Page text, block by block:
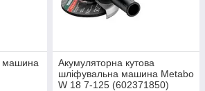
машина
Акумуляторна кутова
шліфувальна машина Metabo
W 18 7-125 (602371850)